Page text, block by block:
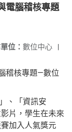
電腦稽核專題
位： 數位中心 |
稽核專題—數位
、「資訊安
片，學生在未來
加入人氣獎元